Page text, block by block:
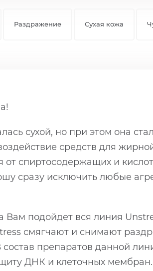
Раздражение Сухая кожа
сухой, но при этом она
средств для
спиртосодержащих и
сразу исключить любые
Вам подойдет вся линия
смягчают и снимают
препаратов данной
ДНК и клеточных